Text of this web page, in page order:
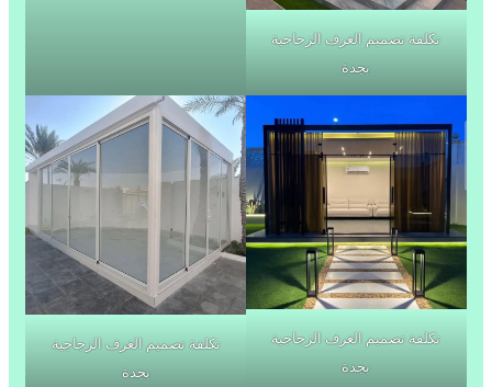
تكلفة تصميم الغرف الزجاجية
بجدة
تكلفة تصميم الغرف الزجاجية
بجدة
تكلفة تصميم الغرف الزجاجية
بجدة